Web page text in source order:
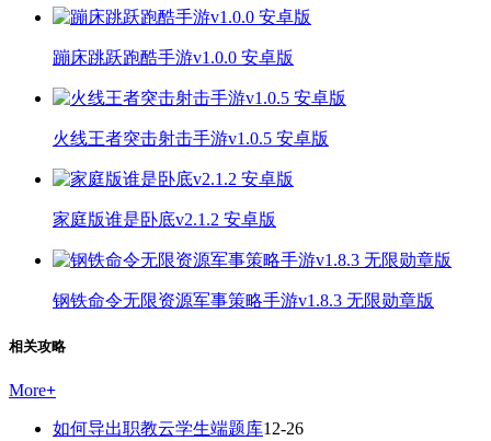
蹦床跳跃跑酷手游v1.0.0 安卓版
火线王者突击射击手游v1.0.5 安卓版
家庭版谁是卧底v2.1.2 安卓版
钢铁命令无限资源军事策略手游v1.8.3 无限勋章版
相关攻略
More+
如何导出职教云学生端题库12-26